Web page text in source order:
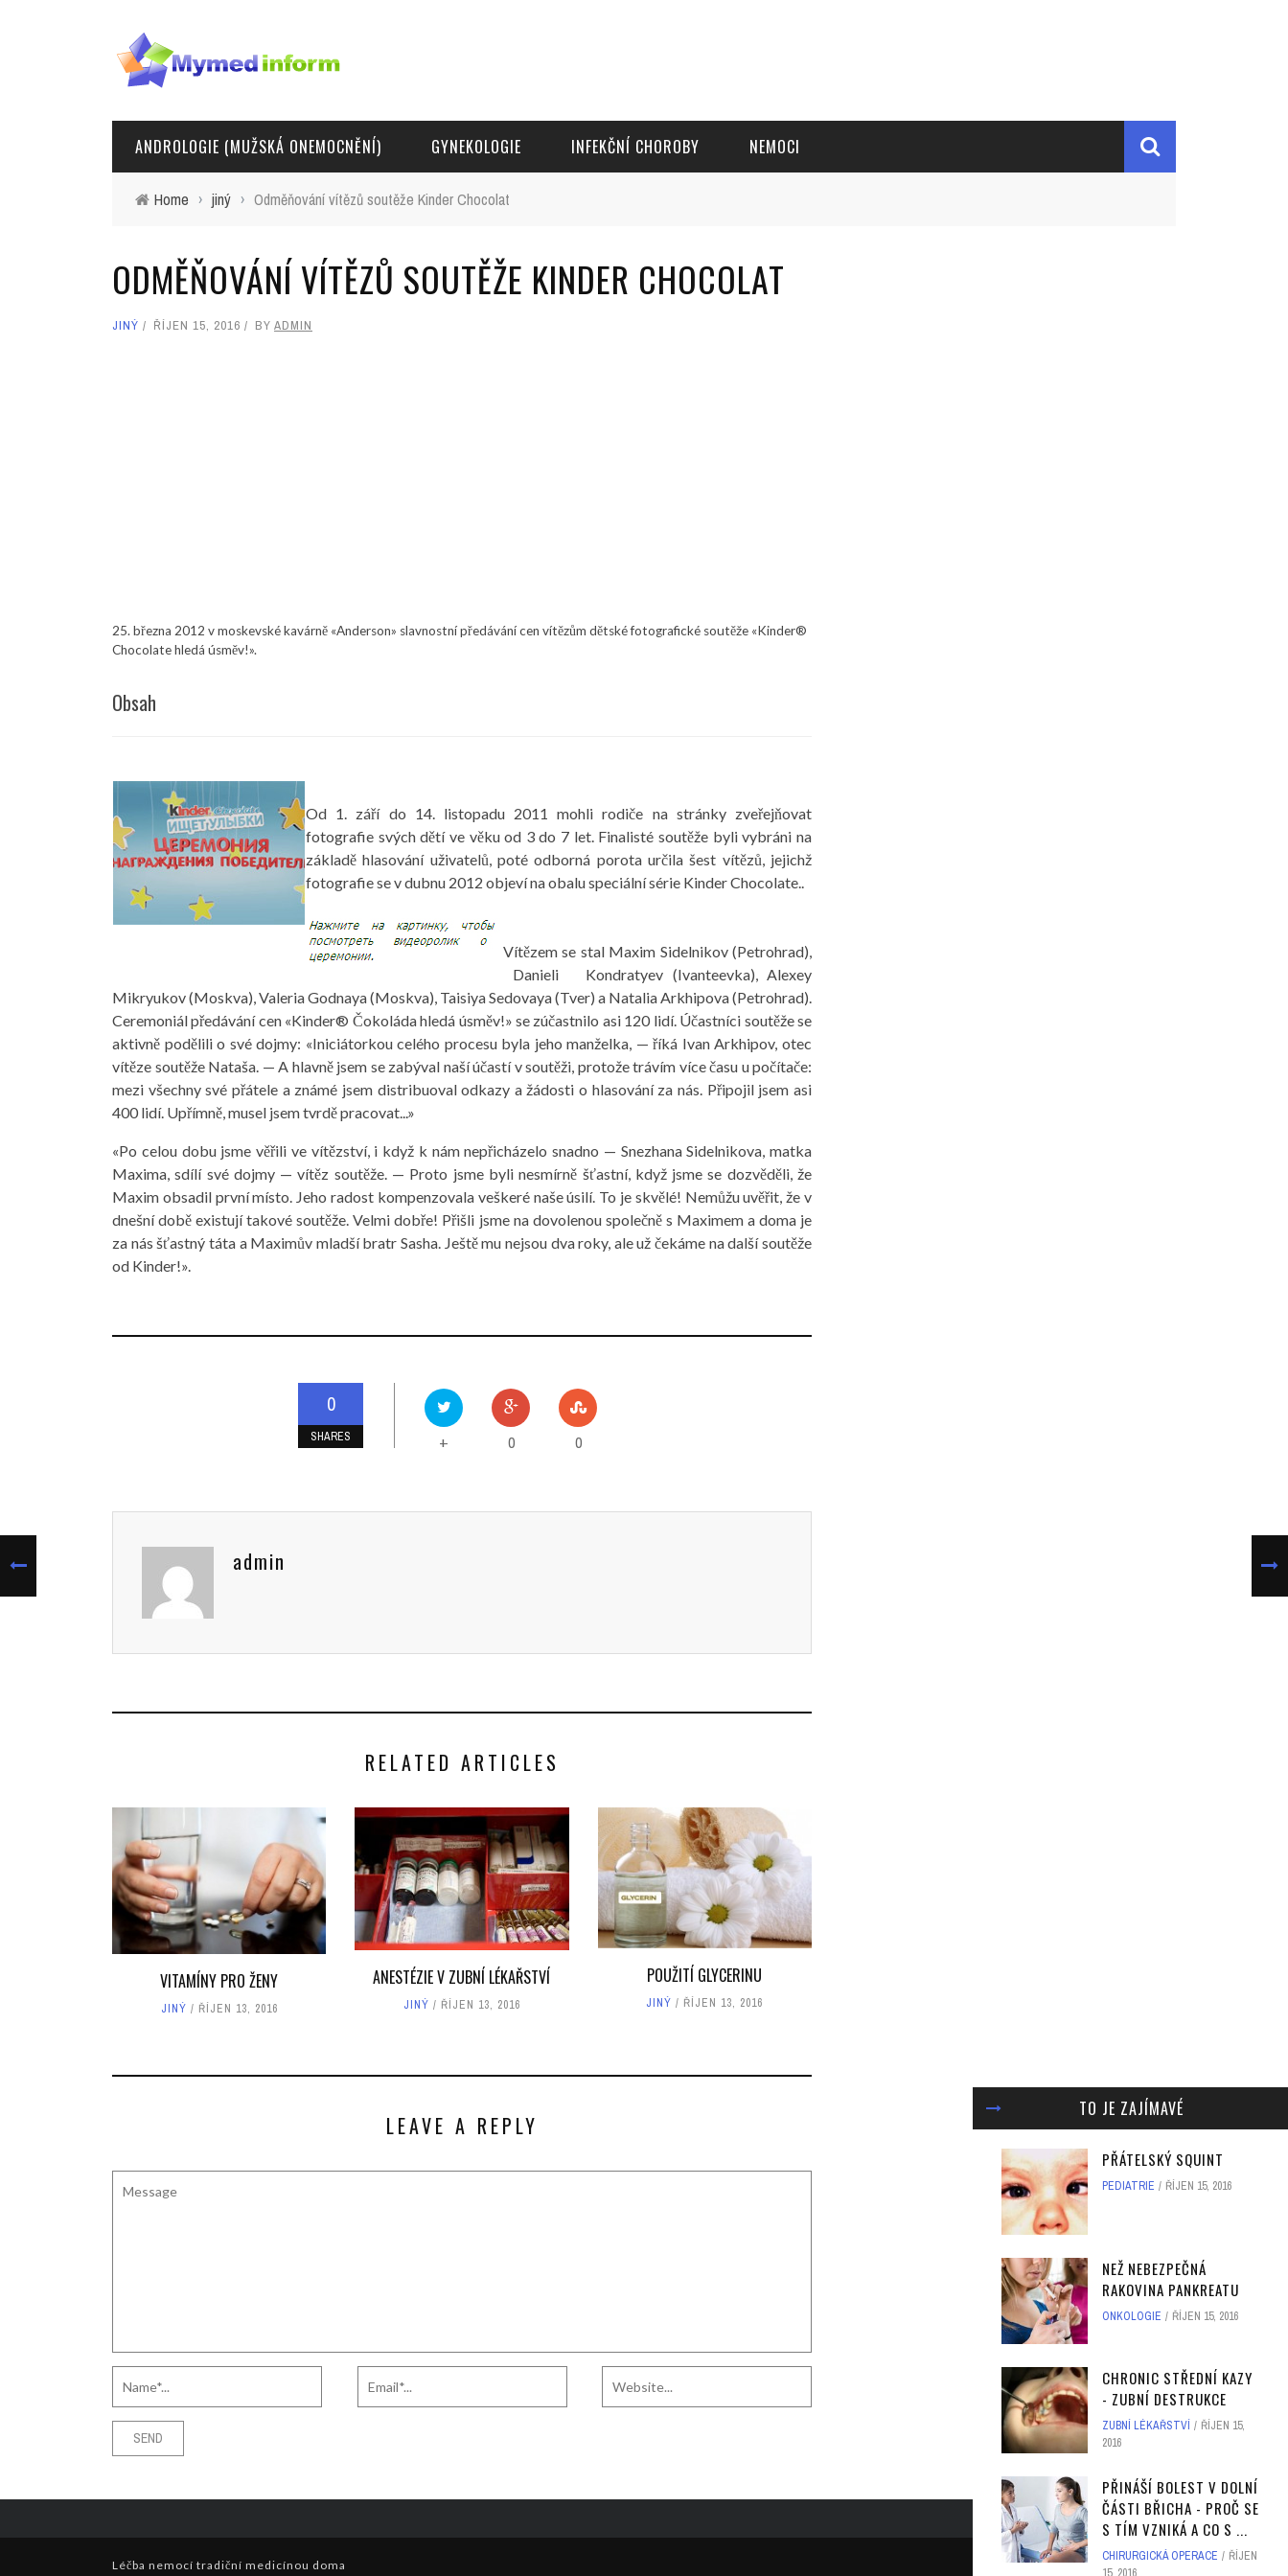
ANDROLOGIE (MUŽSKÁ ONEMOCNĚNÍ) GYNEKOLOGIE INFEKČNÍ CHOROBY NEMOCI
Home › jiný › Odměňování vítězů soutěže Kinder Chocolat
ODMĚŇOVÁNÍ VÍTĚZŮ SOUTĚŽE KINDER CHOCOLAT
JINÝ ŘÍJEN 15, 2016 BY ADMIN
25. března 2012 v moskevské kavárně «Anderson» slavnostní předávání cen vítězům dětské fotografické soutěže «Kinder®
Chocolate hledá úsměv!».
Obsah
Od 1. září do 14. listopadu 2011 mohli rodiče na stránky zveřejňovat
fotografie svých dětí ve věku od 3 do 7 let. Finalisté soutěže byli vybráni na
základě hlasování uživatelů, poté odborná porota určila šest vítězů, jejichž
fotografie se v dubnu 2012 objeví na obalu speciální série Kinder Chocolate..
Vítězem se stal Maxim Sidelnikov (Petrohrad),
Danieli Kondratyev (Ivanteevka), Alexey
Mikryukov (Moskva), Valeria Godnaya (Moskva), Taisiya Sedovaya (Tver) a Natalia Arkhipova (Petrohrad).
Ceremoniál předávání cen «Kinder® Čokoláda hledá úsměv!» se zúčastnilo asi 120 lidí. Účastníci soutěže se
aktivně podělili o své dojmy: «Iniciátorkou celého procesu byla jeho manželka, — říká Ivan Arkhipov, otec
vítěze soutěže Nataša. — A hlavně jsem se zabýval naší účastí v soutěži, protože trávím více času u počítače:
mezi všechny své přátele a známé jsem distribuoval odkazy a žádosti o hlasování za nás. Připojil jsem asi
400 lidí. Upřímně, musel jsem tvrdě pracovat...»
«Po celou dobu jsme věřili ve vítězství, i když k nám nepřicházelo snadno — Snezhana Sidelnikova, matka
Maxima, sdílí své dojmy — vítěz soutěže. — Proto jsme byli nesmírně šťastní, když jsme se dozvěděli, že
Maxim obsadil první místo. Jeho radost kompenzovala veškeré naše úsilí. To je skvělé! Nemůžu uvěřit, že v
dnešní době existují takové soutěže. Velmi dobře! Přišli jsme na dovolenou společně s Maximem a doma je
za nás šťastný táta a Maximův mladší bratr Sasha. Ještě mu nejsou dva roky, ale už čekáme na další soutěže
od Kinder!».
0
SHARES + 0 0
admin
RELATED ARTICLES
VITAMÍNY PRO ŽENY
JINÝ ŘÍJEN 13, 2016
ANESTÉZIE V ZUBNÍ LÉKAŘSTVÍ
JINÝ ŘÍJEN 13, 2016
POUŽITÍ GLYCERINU
JINÝ ŘÍJEN 13, 2016
LEAVE A REPLY
TO JE ZAJÍMAVÉ
PŘÁTELSKÝ SQUINT
PEDIATRIE ŘÍJEN 15, 2016
NEŽ NEBEZPEČNÁ
RAKOVINA PANKREATU
ONKOLOGIE ŘÍJEN 15, 2016
CHRONIC STŘEDNÍ KAZY
- ZUBNÍ DESTRUKCE
ZUBNÍ LÉKAŘSTVÍ
ŘÍJEN 15,
2016
PŘINÁŠÍ BOLEST V DOLNÍ
ČÁSTI BŘICHA - PROČ SE
S TÍM VZNIKÁ A CO S ...
CHIRURGICKÁ OPERACE
ŘÍJEN
Léčba nemocí tradiční medicínou doma